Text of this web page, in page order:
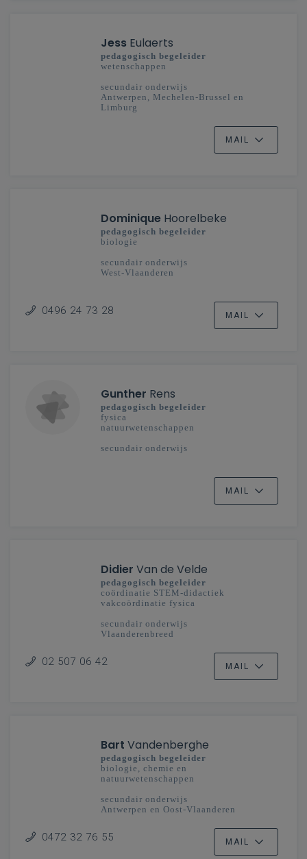
Jess Eulaerts
pedagogisch begeleider
wetenschappen
secundair onderwijs
Antwerpen, Mechelen-Brussel en
Limburg
MAIL
Dominique Hoorelbeke
pedagogisch begeleider
biologie
secundair onderwijs
West-Vlaanderen
0496 24 73 28 MAIL
Gunther Rens
pedagogisch begeleider
fysica
natuurwetenschappen
secundair onderwijs
MAIL
Didier Van de Velde
pedagogisch begeleider
coördinatie STEM-didactiek
vakcoördinatie fysica
secundair onderwijs
Vlaanderenbreed
02 507 06 42 MAIL
Bart Vandenberghe
pedagogisch begeleider
biologie, chemie en
natuurwetenschappen
secundair onderwijs
Antwerpen en Oost-Vlaanderen
0472 32 76 55 MAIL